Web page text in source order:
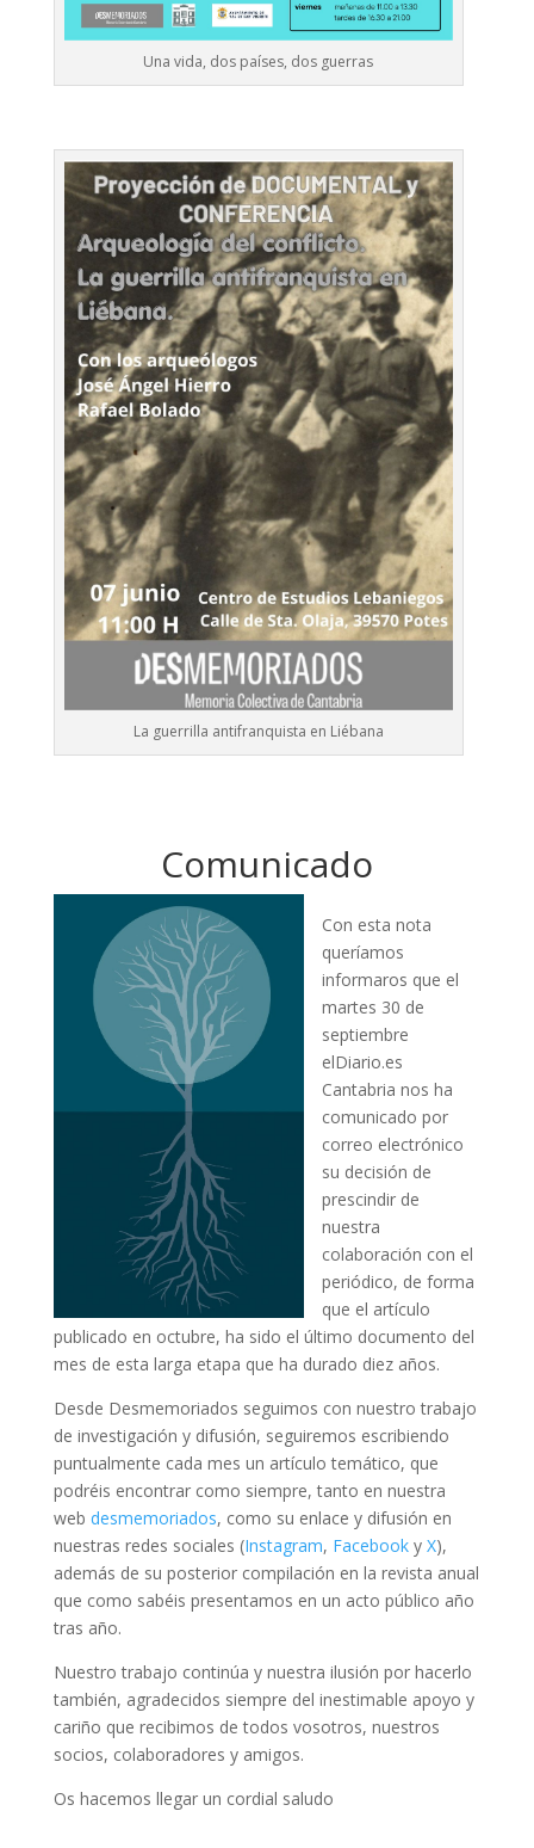
Una vida, dos países, dos guerras
La guerrilla antifranquista en Liébana
Comunicado
Con esta nota
queríamos
informaros que el
martes 30 de
septiembre
elDiario.es
Cantabria nos ha
comunicado por
correo electrónico
su decisión de
prescindir de
nuestra
colaboración con el
periódico, de forma
que el artículo
publicado en octubre, ha sido el último documento del
mes de esta larga etapa que ha durado diez años.
Desde Desmemoriados seguimos con nuestro trabajo
de investigación y difusión, seguiremos escribiendo
puntualmente cada mes un artículo temático, que
podréis encontrar como siempre, tanto en nuestra
web desmemoriados, como su enlace y difusión en
nuestras redes sociales (Instagram, Facebooky X),
además de su posterior compilación en la revista anual
que como sabéis presentamos en un acto público año
tras año.
Nuestro trabajo continúa y nuestra ilusión por hacerlo
también, agradecidos siempre del inestimable apoyo y
cariño que recibimos de todos vosotros, nuestros
socios, colaboradores y amigos.
Os hacemos llegar un cordial saludo